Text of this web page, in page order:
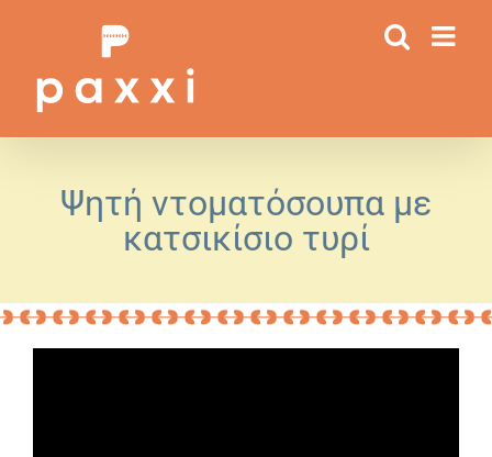
περιεχόμενο
Ψητή ντοματόσουπα με
κατσικίσιο τυρί